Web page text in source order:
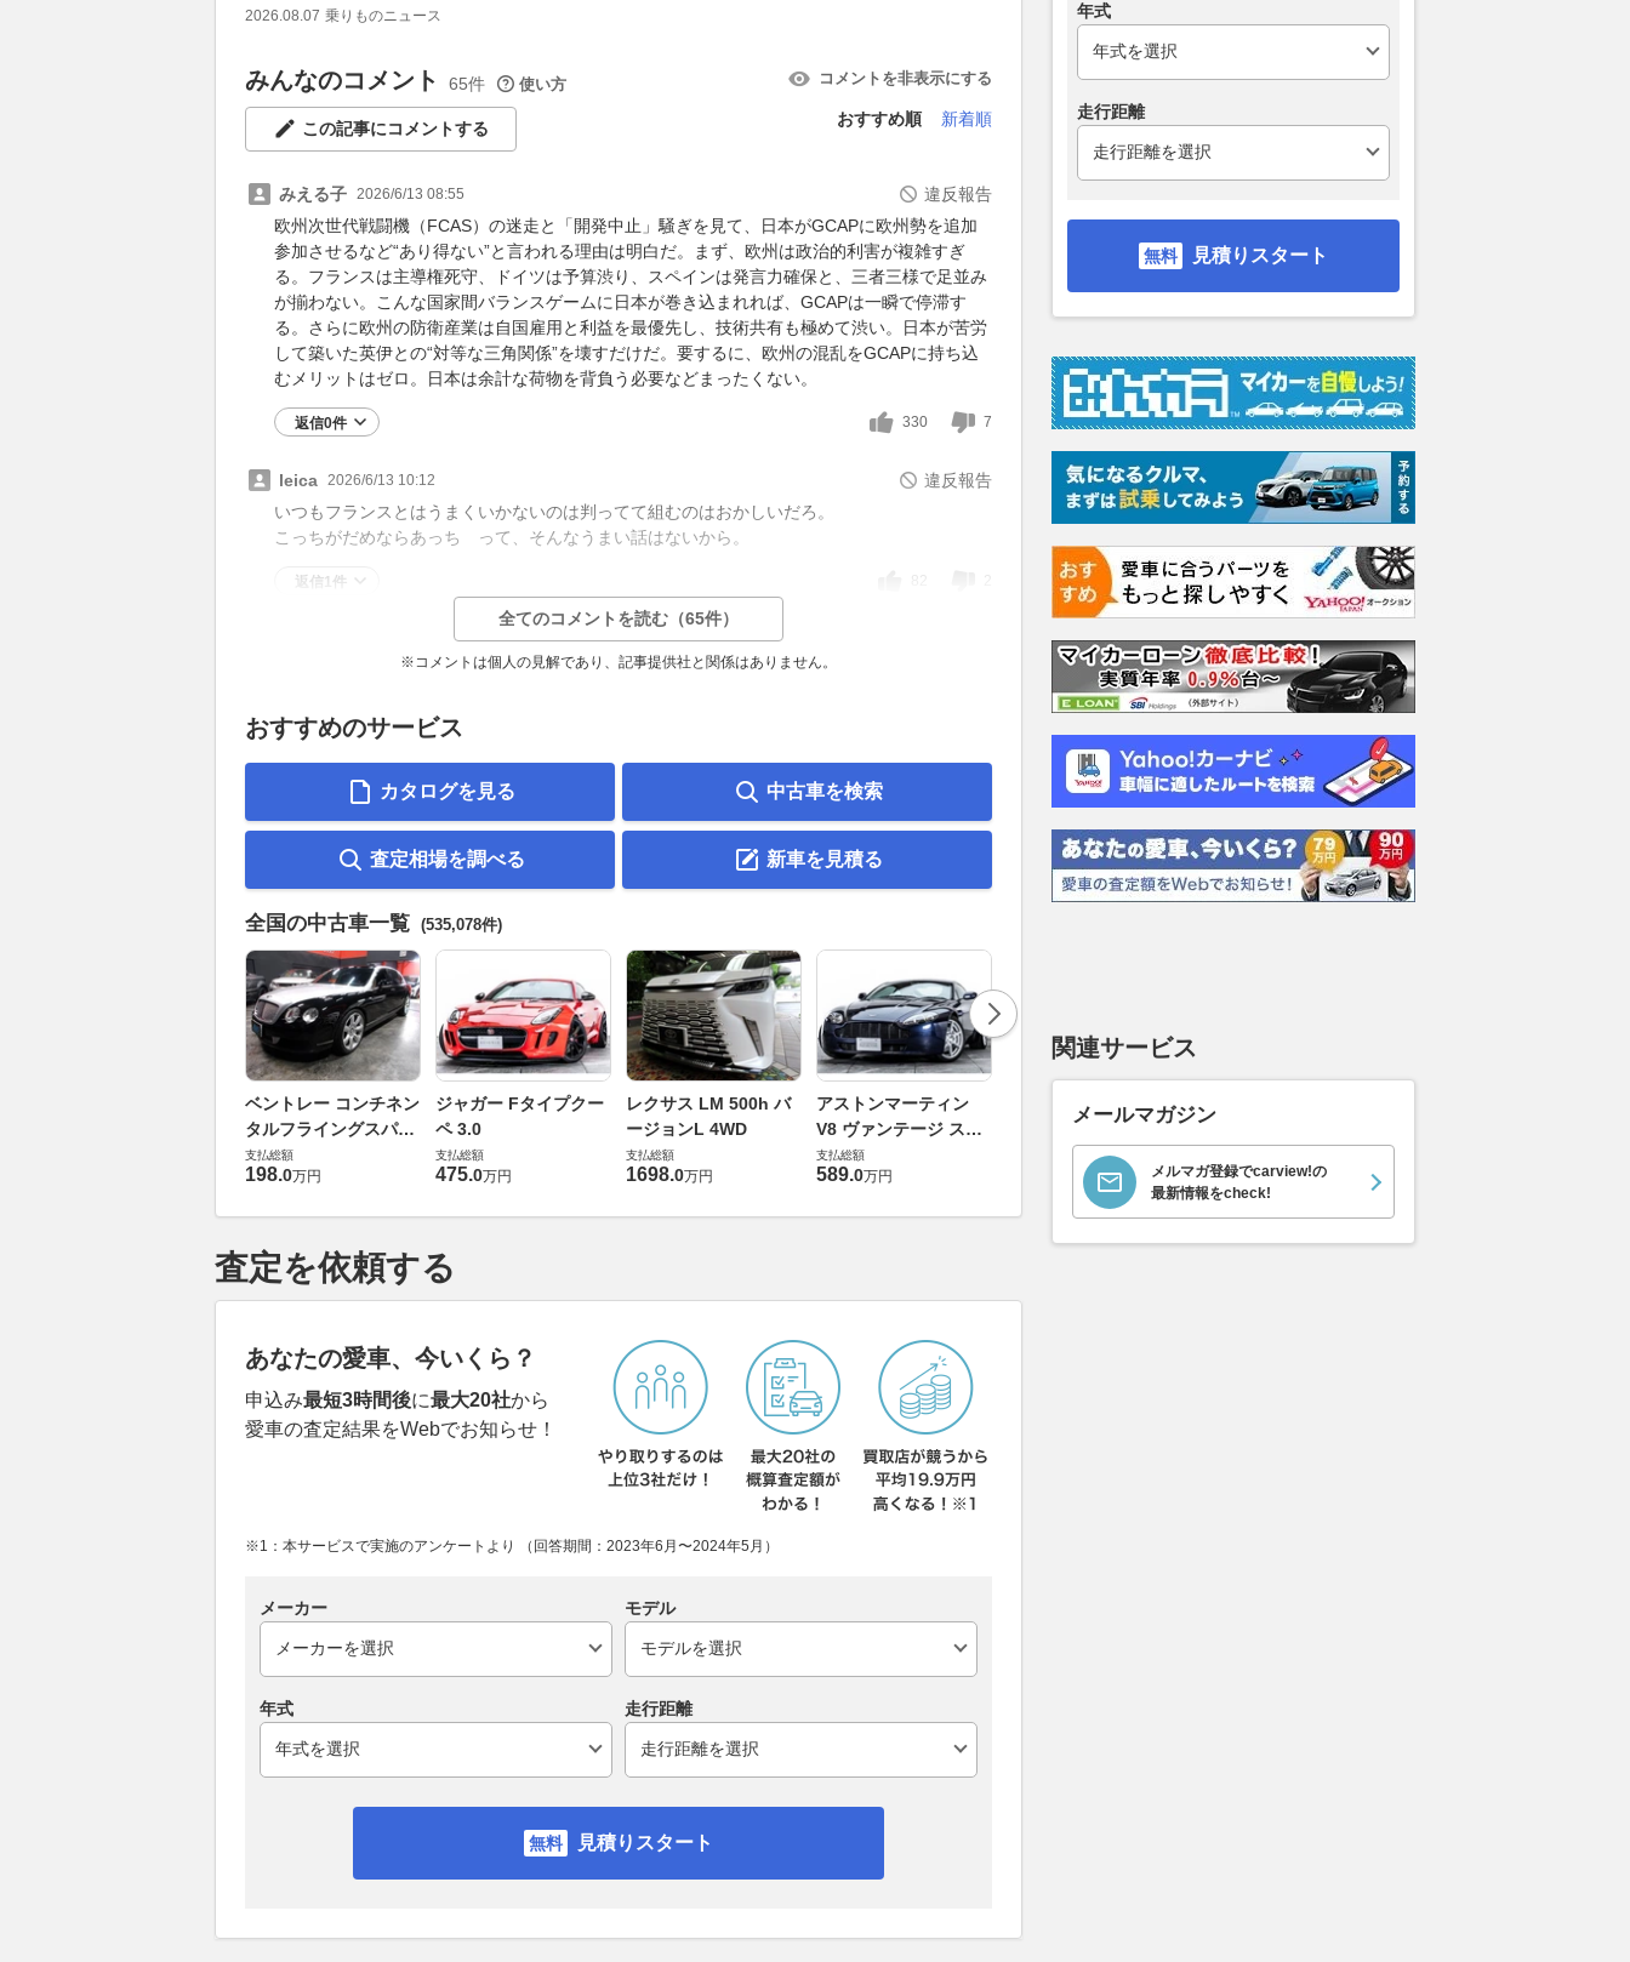
2026.08.07 乗りものニュース
みんなのコメント 65件 使い方 コメントを非表示にする
この記事にコメントする
おすすめ順 新着順
みえる子 2026/6/13 08:55
違反報告
欧州次世代戦闘機（FCAS）の迷走と「開発中止」騒ぎを見て、日本がGCAPに欧州勢を追加
参加させるなど“あり得ない”と言われる理由は明白だ。まず、欧州は政治的利害が複雑すぎ
る。フランスは主導権死守、ドイツは予算渋り、スペインは発言力確保と、三者三様で足並み
が揃わない。こんな国家間バランスゲームに日本が巻き込まれれば、GCAPは一瞬で停滞す
る。さらに欧州の防衛産業は自国雇用と利益を最優先し、技術共有も極めて渋い。日本が苦労
して築いた英伊との“対等な三角関係”を壊すだけだ。要するに、欧州の混乱をGCAPに持ち込
むメリットはゼロ。日本は余計な荷物を背負う必要などまったくない。
返信0件 330 7
leica 2026/6/13 10:12
違反報告
いつもフランスとはうまくいかないのは判ってて組むのはおかしいだろ。
こっちがだめならあっち って、そんなうまい話はないから。
返信1件
全てのコメントを読む（65件）
※コメントは個人の見解であり、記事提供社と関係はありません。
おすすめのサービス
カタログを見る 中古車を検索
査定相場を調べる 新車を見積る
全国の中古車一覧 (535,078件)
ベントレー コンチネン
タルフライングスパー
6.0 4WD
支払総額
198.0万円
ジャガー Fタイプクー
ペ 3.0
支払総額
475.0万円
レクサス LM 500h バ
ージョンL 4WD
支払総額
1698.0万円
アストンマーティン
V8 ヴァンテージ スポ
ーツシフト
支払総額
589.0万円
エヴォーラ
支払総額
898.0万円
ースト(第1世代 / RR4)
支払総額
査定を依頼する
あなたの愛車、今いくら？
申込み最短3時間後に最大20社から
愛車の査定結果をWebでお知らせ！
※1：本サービスで実施のアンケートより （回答期間：2023年6月〜2024年5月）
メーカー モデル
年式 走行距離
見積りスタート
年式
走行距離
見積りスタート
関連サービス
メールマガジン
メルマガ登録でcarview!の
最新情報をcheck!